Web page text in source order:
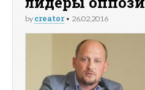
by creator• 26.02.2016